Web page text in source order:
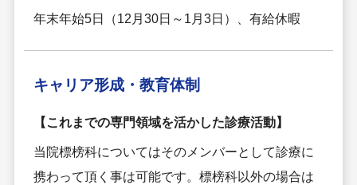
年末年始5日（12月30日～1月3日）、有給休暇
キャリア形成・ 教育体制
【これまでの専門領域を活かした診療活動】
当院標榜科についてはそのメンバーとして診療に
携わって頂く事は可能です。標榜科以外の場合は